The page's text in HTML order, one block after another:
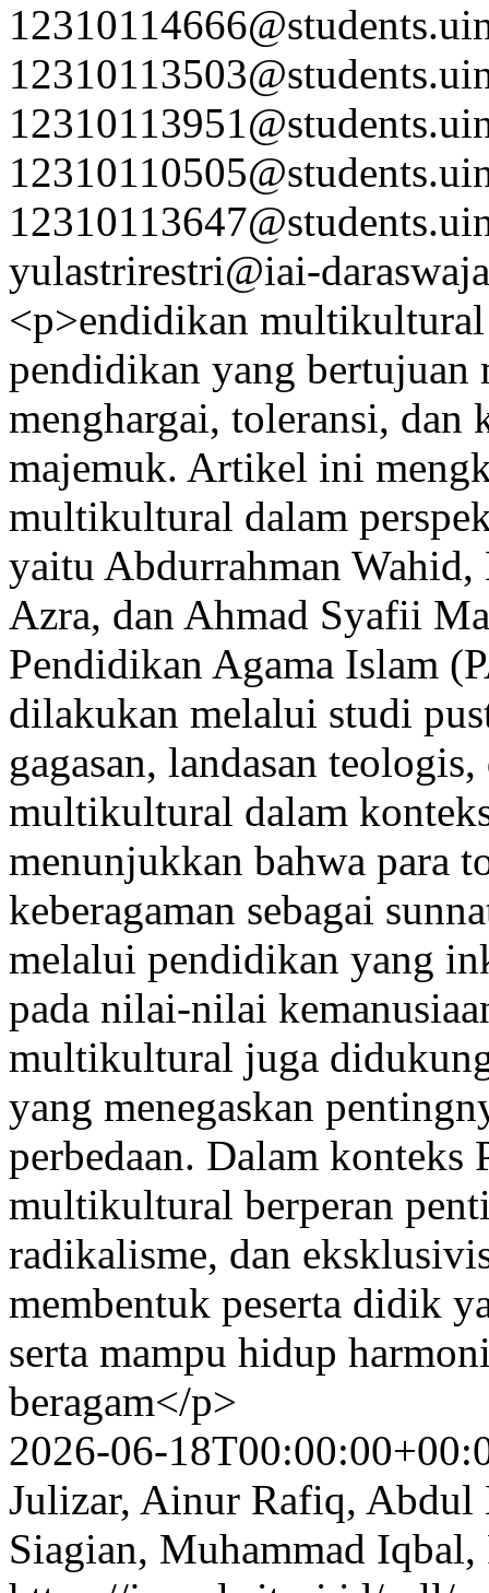
yulastrirestri@iai-
<p>endidikan multikultural
pendidikan yang bertujuan
menghargai, toleransi, dan
majemuk. Artikel ini
multikultural dalam
yaitu Abdurrahman
Azra, dan Ahmad Syafii
Pendidikan Agama Islam
dilakukan melalui studi
gagasan, landasan
multikultural dalam
menunjukkan bahwa para
keberagaman sebagai
melalui pendidikan yang
pada nilai-nilai
multikultural juga
yang menegaskan
perbedaan. Dalam
multikultural berperan
radikalisme, dan
membentuk peserta didik
serta mampu hidup
beragam</p>
2026-06-
Julizar, Ainur Rafiq,
Siagian, Muhammad